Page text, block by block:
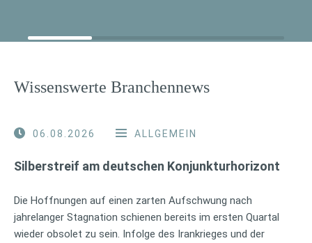
Wissenswerte Branchennews
06.08.2026 ALLGEMEIN
Silberstreif am deutschen Konjunkturhorizont
Die Hoffnungen auf einen zarten Aufschwung nach
jahrelanger Stagnation schienen bereits im ersten Quartal
wieder obsolet zu sein. Infolge des Irankrieges und der